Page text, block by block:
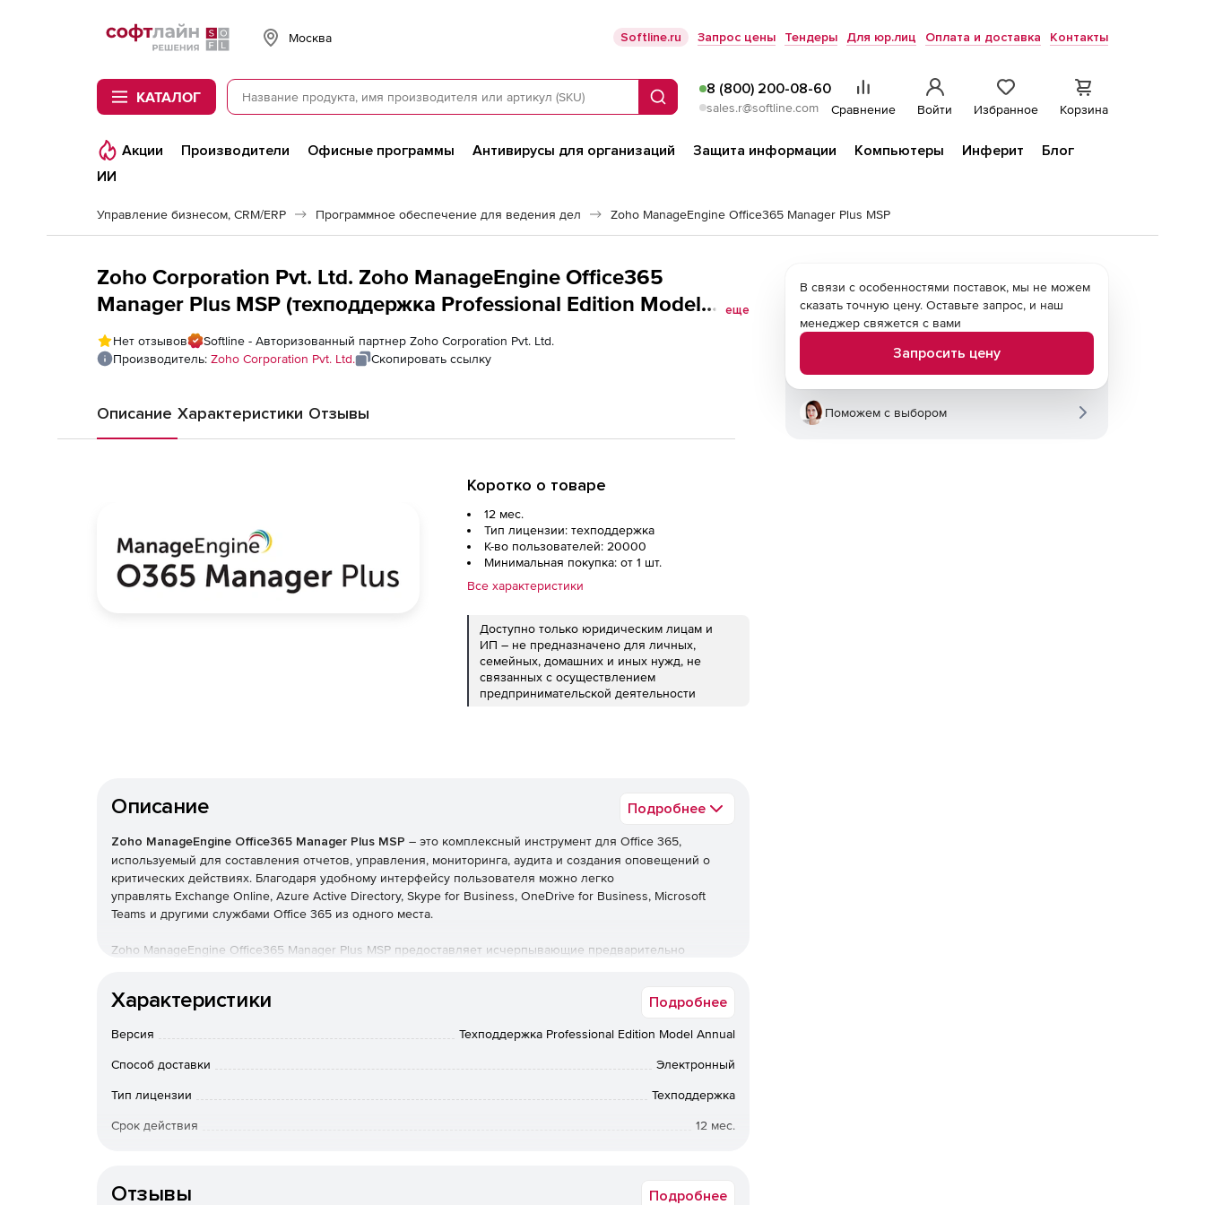
Softline
Москва Softline.ru Запрос цены Тендеры Для юр.лиц Оплата и доставка Контакты
КАТАЛОГ Поиск
8 (800) 200-08-60
sales.r@softline.com Сравнение Войти Избранное Корзина
Акции Производители Офисные программы Антивирусы для организаций Защита информации Компьютеры Инферит
Блог
ИИ
Управление бизнесом, CRM/ERP Программное обеспечение для ведения дел Zoho ManageEngine Office365 Manager Plus MSP
Zoho Corporation Pvt. Ltd. Zoho ManageEngine Office365
Manager Plus MSP (техподдержка Professional Edition Model
Annual), fee for 20000 Users/Mailboxes with 1 Help Desk
Technician
еще
Нет отзывов
Softline - Авторизованный партнер Zoho Corporation Pvt. Ltd.
Производитель: Zoho Corporation Pvt. Ltd. Скопировать ссылку
Описание Характеристики Отзывы
Коротко о товаре
12 мес.
Тип лицензии: техподдержка
К-во пользователей: 20000
Минимальная покупка: от 1 шт.
Все характеристики
Доступно только юридическим лицам и
ИП – не предназначено для личных,
семейных, домашних и иных нужд, не
связанных с осуществлением
предпринимательской деятельности
Описание Подробнее
Zoho ManageEngine Office365 Manager Plus MSP – это комплексный инструмент для Office 365,
используемый для составления отчетов, управления, мониторинга, аудита и создания оповещений о
критических действиях. Благодаря удобному интерфейсу пользователя можно легко
управлять Exchange Online, Azure Active Directory, Skype for Business, OneDrive for Business, Microsoft
Teams и другими службами Office 365 из одного места.
Zoho ManageEngine Office365 Manager Plus MSP предоставляет исчерпывающие предварительно
многое другое. Мониторинг служб Office 365 и получение мгновенных уведомлений по электронной
соответствием с помощью встроенных отчетов о соответствии и предлагает расширенные
Отчетность
ManageEngine Office365 Manager Plus MSP предоставляет более 700 предварительно настроенных
HTML.
Характеристики Подробнее
Версия Техподдержка Professional Edition Model Annual
Способ доставки Электронный
Тип лицензии Техподдержка
Срок действия 12 мес.
Отзывы Подробнее
В связи с особенностями поставок, мы не можем
сказать точную цену. Оставьте запрос, и наш
менеджер свяжется с вами
Запросить цену
Поможем с выбором